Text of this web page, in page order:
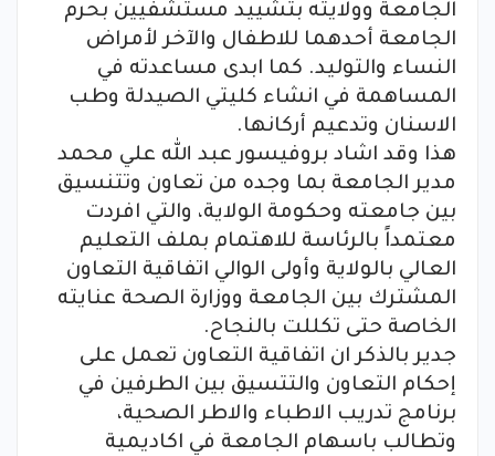
الجامعة وولايته بتشييد مستشفيين بحرم
الجامعة أحدهما للاطفال والآخر لأمراض
النساء والتوليد. كما ابدى مساعدته في
المساهمة في انشاء كليتي الصيدلة وطب
الاسنان وتدعيم أركانها.
هذا وقد اشاد بروفيسور عبد الله علي محمد
مدير الجامعة بما وجده من تعاون وتتنسيق
بين جامعته وحكومة الولاية، والتي افردت
معتمداً بالرئاسة للاهتمام بملف التعليم
العالي بالولاية وأولى الوالي اتفاقية التعاون
المشترك بين الجامعة ووزارة الصحة عنايته
الخاصة حتى تكللت بالنجاح.
جدير بالذكر ان اتفاقية التعاون تعمل على
إحكام التعاون والتتسيق بين الطرفين في
برنامج تدريب الاطباء والاطر الصحية،
وتطالب باسهام الجامعة في اكاديمية